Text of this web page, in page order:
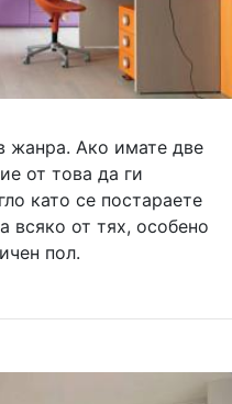
жанра. Ако имате две
от това да ги
като се постараете
всяко от тях, особено
пол.